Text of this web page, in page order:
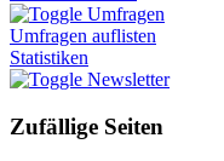
Umfragen
Umfragen auflisten
Statistiken
Newsletter
Zufällige Seiten